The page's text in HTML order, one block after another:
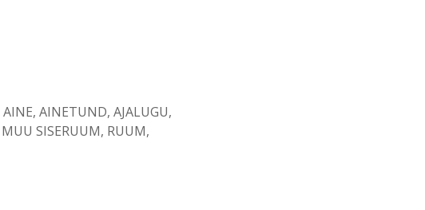
AINE, AINETUND, AJALUGU,
MUU SISERUUM, RUUM,